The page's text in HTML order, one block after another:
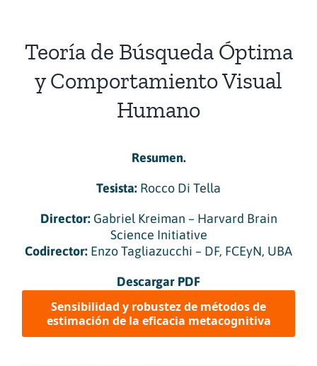
Teoría de Búsqueda Óptima
y Comportamiento Visual
Humano
Resumen.
Tesista: Rocco Di Tella
Director: Gabriel Kreiman – Harvard Brain
Science Initiative
Codirector: Enzo Tagliazucchi – DF, FCEyN, UBA
Descargar PDF
Sensibilidad y robustez de métodos de
estimación de la eficacia metacognitiva